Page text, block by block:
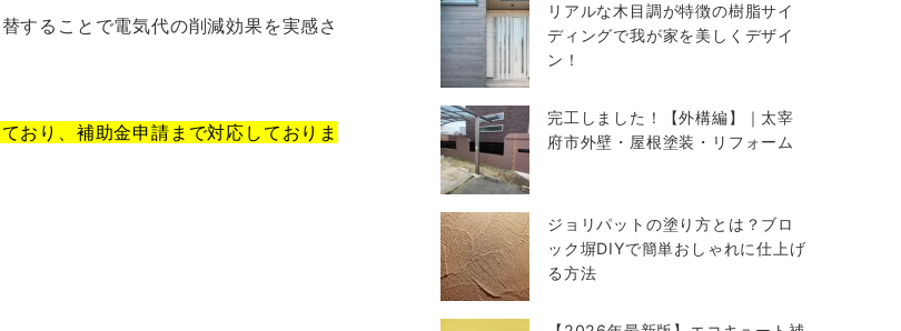
することで電気代の削減効果を実感さ
おり、補助金申請まで対応しておりま
リアルな木目調が特徴の樹脂サイ
ディングで我が家を美しくデザイ
ン！
完工しました！【外構編】｜太宰
府市外壁・屋根塗装・リフォーム
ジョリパットの塗り方とは？ブロ
ック塀DIYで簡単おしゃれに仕上げ
る方法